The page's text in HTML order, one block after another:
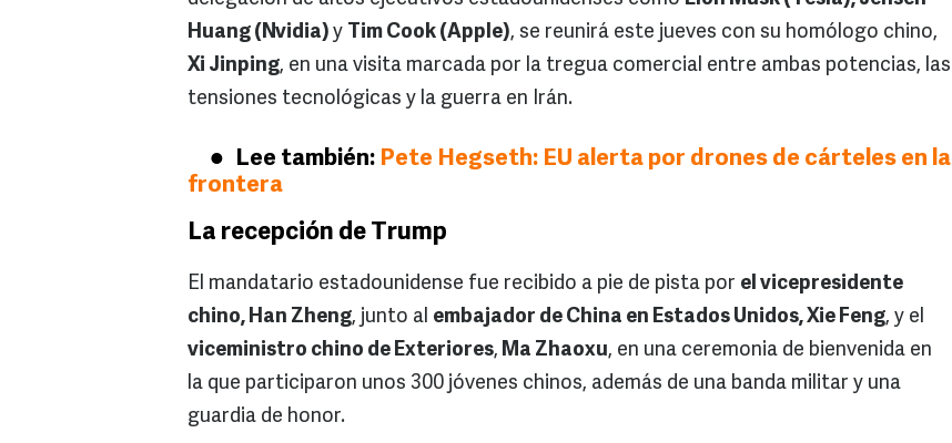
Huang (Nvidia) y Tim Cook (Apple), se reunirá este jueves con su homólogo chino,
Xi Jinping, en una visita marcada por la tregua comercial entre ambas potencias, las
tensiones tecnológicas y la guerra en Irán.
Lee también: Pete Hegseth: EU alerta por drones de cárteles en la
frontera
La recepción de Trump
El mandatario estadounidense fue recibido a pie de pista por el vicepresidente
chino, Han Zheng, junto al embajador de China en Estados Unidos, Xie Feng, y el
viceministro chino de Exteriores, Ma Zhaoxu, en una ceremonia de bienvenida en
la que participaron unos 300 jóvenes chinos, además de una banda militar y una
guardia de honor.